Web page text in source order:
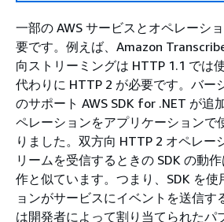
一部の AWS サービスとオペレーシ
要です。例えば、Amazon
向ストリーミングは HTTP 1.1 では
代わりに HTTP 2 が必要です。バー
のサポート AWS SDK for .NET が追
ペレーションをアプリケーションで
りました。双方向 HTTP 2 オペレー
リームを受信するときの SDK の動
作と似ています。つまり、SDK を
ョンがサービスにイベントを送信す
は開発者によって割り当てられたパ